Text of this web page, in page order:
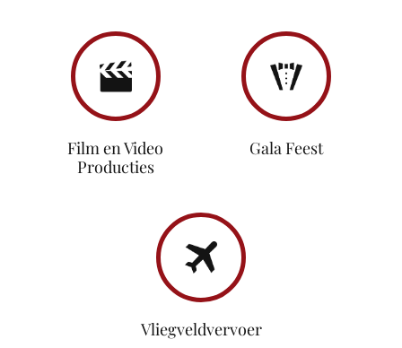
Film en Video
Producties
Gala Feest
Vliegveldvervoer